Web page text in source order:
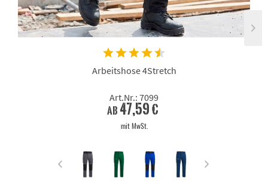
Arbeitshose 4Stretch
Art.Nr.: 7099
ab 47,59 €
mit MwSt.